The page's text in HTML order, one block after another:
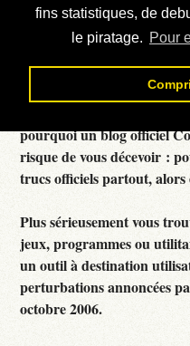
fins statistiques, de
le piratage. Pour
Téléchargement
Contact
Courbis, « LE » Blog
pourquoi un blog officiel
risque de vous décevoir :
trucs officiels partout,
Plus sérieusement vous
jeux, programmes ou
un outil à destination
perturbations annoncées
octobre 2006.